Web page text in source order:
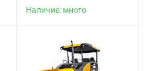
Наличие: много